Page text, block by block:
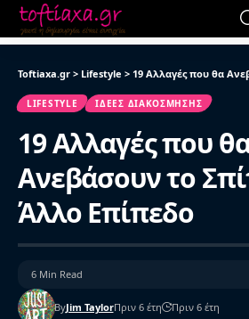
Toftiaxa.gr > Lifestyle > 19 Αλλαγές που θα
LIFESTYLE ΙΔΈΕΣ ΔΙΑΚΌΣΜΗΣΗΣ
19 Αλλαγές που
Ανεβάσουν το
Άλλο Επίπεδο
ByJim TaylorΠριν 6 έτη Πριν 6 έτη
6 Min Read